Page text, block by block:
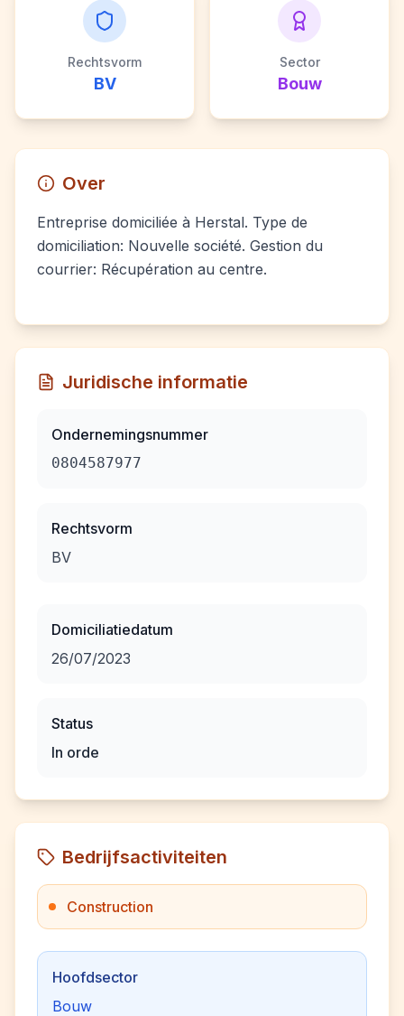
Rechtsvorm
BV
Sector
Bouw
Over
Entreprise domiciliée à Herstal. Type de
domiciliation: Nouvelle société. Gestion du
courrier: Récupération au centre.
Juridische informatie
Ondernemingsnummer
0804587977
Rechtsvorm
BV
Domiciliatiedatum
26/07/2023
Status
In orde
Bedrijfsactiviteiten
Construction
Hoofdsector
Bouw